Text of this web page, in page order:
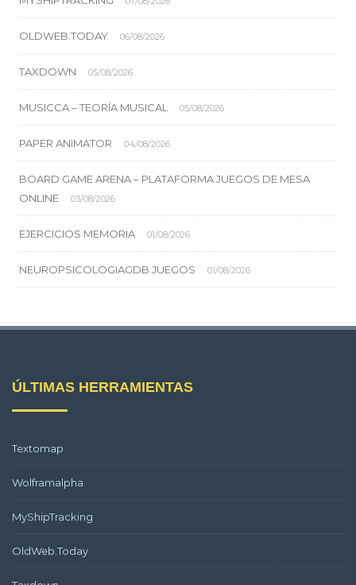
OLDWEB.TODAY 06/08/2026
TAXDOWN 05/08/2026
MUSICCA – TEORÍA MUSICAL 05/08/2026
PAPER ANIMATOR 04/08/2026
BOARD GAME ARENA – PLATAFORMA JUEGOS DE MESA
ONLINE
03/08/2026
EJERCICIOS MEMORIA 01/08/2026
NEUROPSICOLOGIAGDB JUEGOS 01/08/2026
ÚLTIMAS HERRAMIENTAS
Textomap
Wolframalpha
MyShipTracking
OldWeb.Today